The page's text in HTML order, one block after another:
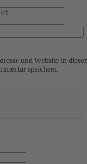
und Website in
speichern.